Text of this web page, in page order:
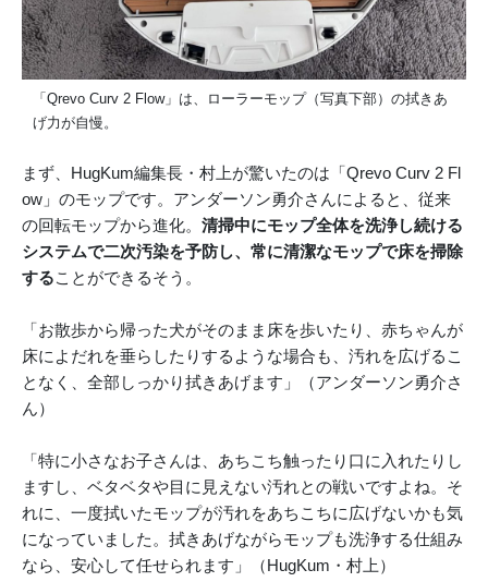
「Qrevo Curv 2 Flow」は、ローラーモップ（写真下部）の拭きあ
げ力が自慢。
まず、HugKum編集長・村上が驚いたのは「Qrevo Curv 2 Fl
ow」のモップです。アンダーソン勇介さんによると、従来
の回転モップから進化。 清掃中にモップ全体を洗浄し続ける
システムで二次汚染を予防し、常に清潔なモップで床を掃除
することができるそう。
「お散歩から帰った犬がそのまま床を歩いたり、赤ちゃんが
床によだれを垂らしたりするような場合も、汚れを広げるこ
となく、全部しっかり拭きあげます」（アンダーソン勇介さ
ん）
「特に小さなお子さんは、あちこち触ったり口に入れたりし
ますし、ベタベタや目に見えない汚れとの戦いですよね。そ
れに、一度拭いたモップが汚れをあちこちに広げないかも気
になっていました。拭きあげながらモップも洗浄する仕組み
なら、安心して任せられます」（HugKum・村上）